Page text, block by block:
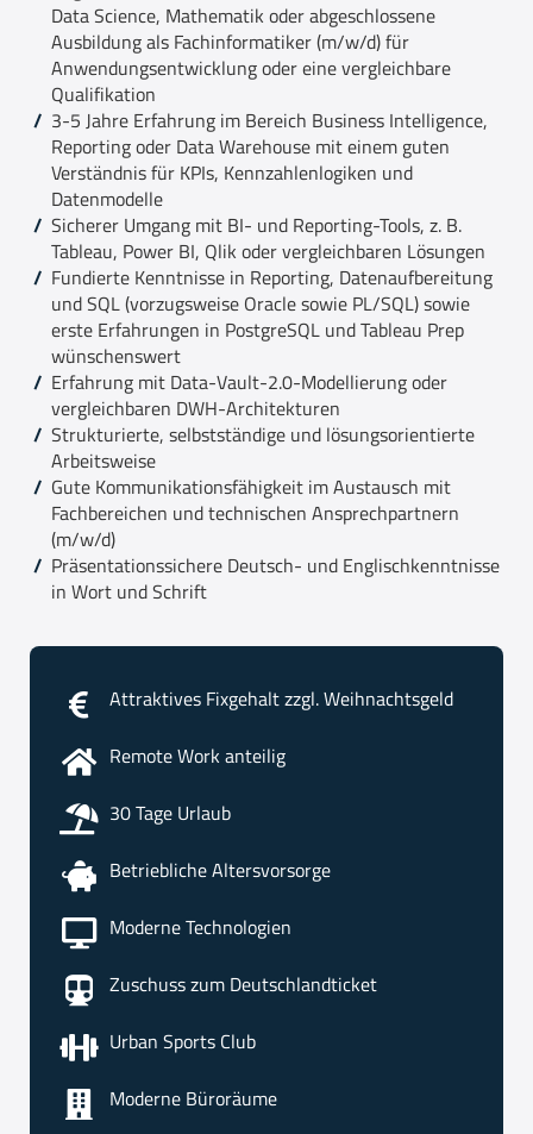
Data Science, Mathematik oder abgeschlossene
Ausbildung als Fachinformatiker (m/w/d) für
Anwendungsentwicklung oder eine vergleichbare
Qualifikation
3-5 Jahre Erfahrung im Bereich Business Intelligence,
Reporting oder Data Warehouse mit einem guten
Verständnis für KPIs, Kennzahlenlogiken und
Datenmodelle
Sicherer Umgang mit BI- und Reporting-Tools, z. B.
Tableau, Power BI, Qlik oder vergleichbaren Lösungen
Fundierte Kenntnisse in Reporting, Datenaufbereitung
und SQL (vorzugsweise Oracle sowie PL/SQL) sowie
erste Erfahrungen in PostgreSQL und Tableau Prep
wünschenswert
Erfahrung mit Data-Vault-2.0-Modellierung oder
vergleichbaren DWH-Architekturen
Strukturierte, selbstständige und lösungsorientierte
Arbeitsweise
Gute Kommunikationsfähigkeit im Austausch mit
Fachbereichen und technischen Ansprechpartnern
(m/w/d)
Präsentationssichere Deutsch- und Englischkenntnisse
in Wort und Schrift
Attraktives Fixgehalt zzgl. Weihnachtsgeld
Remote Work anteilig
30 Tage Urlaub
Betriebliche Altersvorsorge
Moderne Technologien
Zuschuss zum Deutschlandticket
Urban Sports Club
Moderne Büroräume